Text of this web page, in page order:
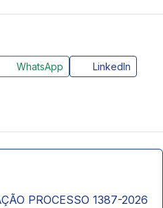
WhatsApp
LinkedIn
PROCESSO 1387-2026